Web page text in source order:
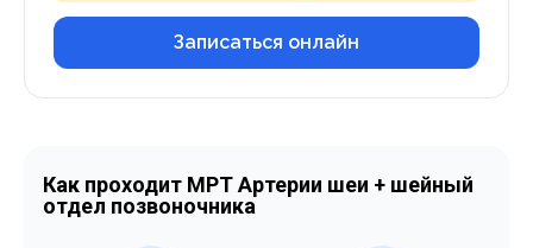
Записаться онлайн
Как проходит МРТ Артерии шеи + шейный
отдел позвоночника